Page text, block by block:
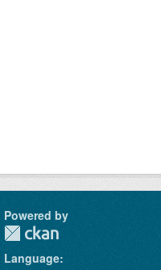
Powered by
Language